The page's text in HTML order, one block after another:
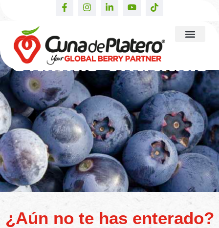
Últimas entradas
¿Aún no te has enterado?